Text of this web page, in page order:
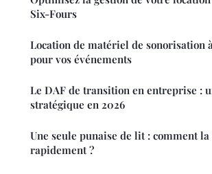
Six-Fours
Location de matériel de sonorisation
pour vos événements
Le DAF de transition en entreprise :
stratégique en 2026
Une seule punaise de lit : comment
rapidement ?